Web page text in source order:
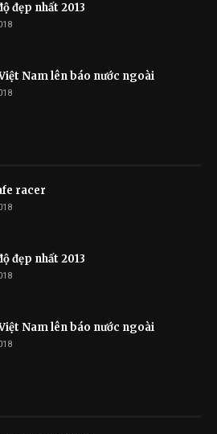
đẹp nhất 2013
Nam lên báo nước ngoài
racer
đẹp nhất 2013
Nam lên báo nước ngoài